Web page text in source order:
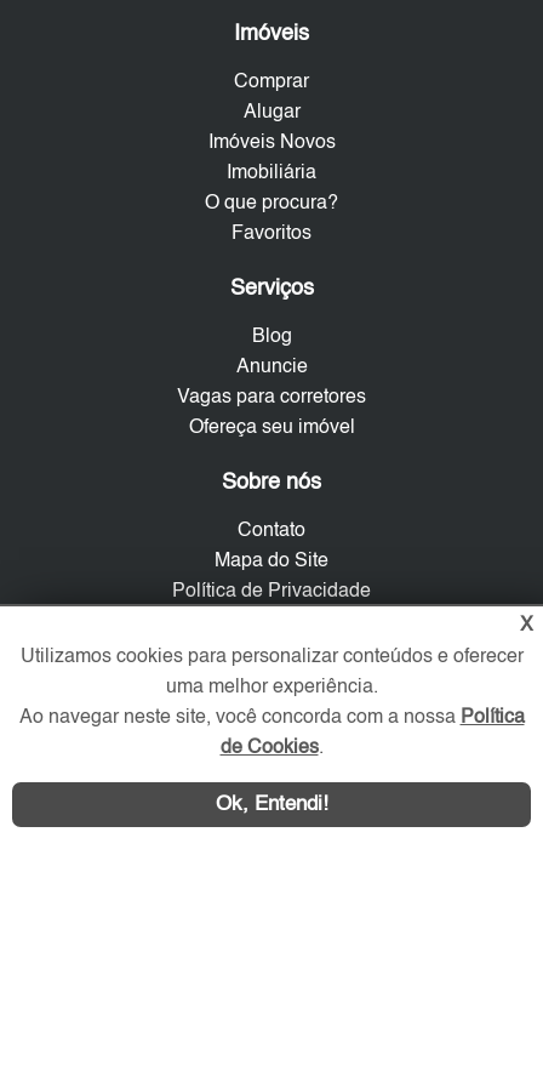
Imóveis
Comprar
Alugar
Imóveis Novos
Imobiliária
O que procura?
Favoritos
Serviços
Blog
Anuncie
Vagas para corretores
Ofereça seu imóvel
Sobre nós
Contato
Mapa do Site
Política de Privacidade
Verificada por
Redes Sociais
X
Utilizamos cookies para personalizar conteúdos e oferecer
uma melhor experiência.
Ao navegar neste site, você concorda com a nossa Política
de Cookies.
Ok, Entendi!